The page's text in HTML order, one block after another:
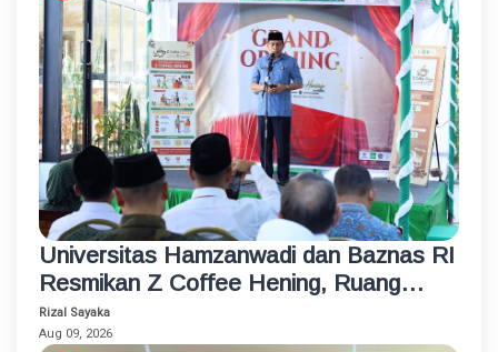
Universitas Hamzanwadi dan Baznas RI
Resmikan Z Coffee Hening, Ruang
Usaha Inklusif bagi Penyandang
Disabilitas
Rizal Sayaka
Aug 09, 2026